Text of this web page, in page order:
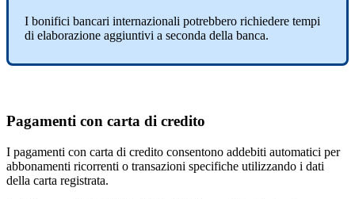
I bonifici bancari internazionali potrebbero richiedere tempi
di elaborazione aggiuntivi a seconda della banca.
Pagamenti con carta di credito
I pagamenti con carta di credito consentono addebiti automatici per
abbonamenti ricorrenti o transazioni specifiche utilizzando i dati
della carta registrata.